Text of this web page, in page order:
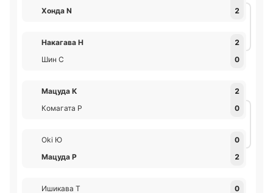
Хонда N
2
Накагава Н
2
Шин С
0
Мацуда К
2
Комагата Р
0
Oki Ю
0
Мацуда Р
2
Ишикава Т
0